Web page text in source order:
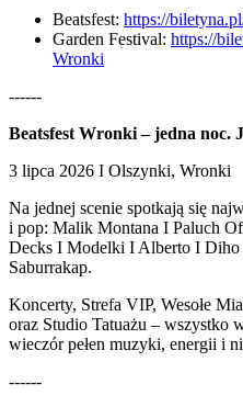
Beatsfest: https://
Garden Festival: https://
Wronki
------
Beatsfest Wronki – jedna noc.
3 lipca 2026 I Olszynki, Wronki
Na jednej scenie spotkają się
i pop: Malik Montana I Paluch
Decks I Modelki I Alberto I
Saburrakap.
Koncerty, Strefa VIP, Wesołe
oraz Studio Tatuażu – wszystko
wieczór pełen muzyki, energii i
------